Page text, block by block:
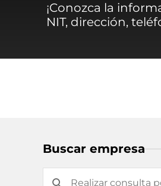
¡Conozca la
NIT, dirección,
Buscar empresa